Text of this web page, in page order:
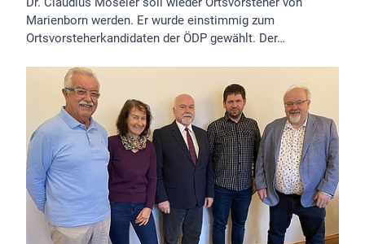
Marienborn werden. Er wurde einstimmig zum
Ortsvorsteherkandidaten der ÖDP gewählt. Der…